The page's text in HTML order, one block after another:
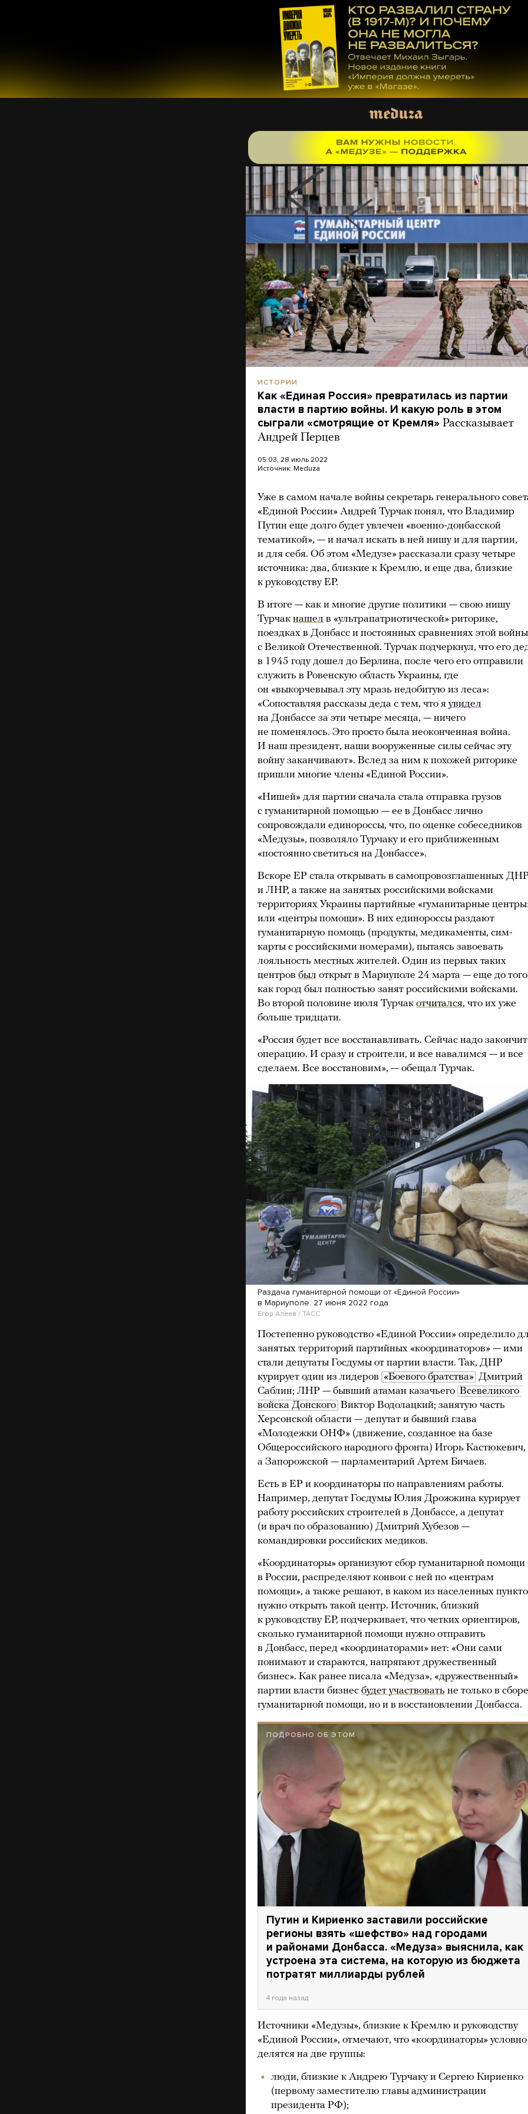
ИСТОРИИ
Как «Единая Россия» превратилась из партии
власти в партию войны. И какую роль в этом
сыграли «смотрящие от Кремля» Рассказывает
Андрей Перцев
05:03, 28 июль 2022
Источник: Meduza
Уже в самом начале войны секретарь генерального
«Единой России» Андрей Турчак понял, что Владимир
Путин еще долго будет увлечен «военно-донбасской
тематикой», — и начал искать в ней нишу и для партии,
и для себя. Об этом «Медузе» рассказали сразу четыре
источника: два, близкие к Кремлю, и еще два, близкие
к руководству ЕР.
В итоге — как и многие другие политики — свою нишу
Турчак нашел в «ультрапатриотической» риторике,
поездках в Донбасс и постоянных сравнениях этой войны
с Великой Отечественной. Турчак подчеркнул, что его
в 1945 году дошел до Берлина, после чего его отправили
служить в Ровенскую область Украины, где
он «выкорчевывал эту мразь недобитую из леса»:
«Сопоставляя рассказы деда с тем, что я увидел
на Донбассе за эти четыре месяца, — ничего
не поменялось. Это просто была неоконченная война.
И наш президент, наши вооруженные силы сейчас эту
войну заканчивают». Вслед за ним к похожей риторике
пришли многие члены «Единой России».
«Нишей» для партии сначала стала отправка грузов
с гуманитарной помощью — ее в Донбасс лично
сопровождали единороссы, что, по оценке собеседников
«Медузы», позволяло Турчаку и его приближенным
«постоянно светиться на Донбассе».
Вскоре ЕР стала открывать в самопровозглашенных
и ЛНР, а также на занятых российскими войсками
территориях Украины партийные «гуманитарные
или «центры помощи». В них единороссы раздают
гуманитарную помощь (продукты, медикаменты, сим-
карты с российскими номерами), пытаясь завоевать
лояльность местных жителей. Один из первых таких
центров был открыт в Мариуполе 24 марта — еще до
как город был полностью занят российскими войсками.
Во второй половине июля Турчак отчитался, что их уже
больше тридцати.
«Россия будет все восстанавливать. Сейчас надо
операцию. И сразу и строители, и все навалимся — и все
сделаем. Все восстановим», — обещал Турчак.
Раздача гуманитарной помощи от «Единой России»
в Мариуполе. 27 июня 2022 года
Егор Алеев / ТАСС
Постепенно руководство «Единой России» определило
занятых территорий партийных «координаторов» — ими
стали депутаты Госдумы от партии власти. Так, ДНР
курирует один из лидеров «Боевого братства» Дмитрий
Саблин; ЛНР — бывший атаман казачьего Всевеликого
войска Донского Виктор Водолацкий; занятую часть
Херсонской области — депутат и бывший глава
«Молодежки ОНФ» (движение, созданное на базе
Общероссийского народного фронта) Игорь Кастюкевич,
а Запорожской — парламентарий Артем Бичаев.
Есть в ЕР и координаторы по направлениям работы.
Например, депутат Госдумы Юлия Дрожжина курирует
работу российских строителей в Донбассе, а депутат
(и врач по образованию) Дмитрий Хубезов —
командировки российских медиков.
«Координаторы» организуют сбор гуманитарной помощи
в России, распределяют конвои с ней по «центрам
помощи», а также решают, в каком из населенных
нужно открыть такой центр. Источник, близкий
к руководству ЕР, подчеркивает, что четких ориентиров,
сколько гуманитарной помощи нужно отправить
в Донбасс, перед «координаторами» нет: «Они сами
понимают и стараются, напрягают дружественный
бизнес». Как ранее писала «Медуза», «дружественный»
партии власти бизнес будет участвовать не только в сборе
гуманитарной помощи, но и в восстановлении Донбасса.
ПОДРОБНО ОБ ЭТОМ
Путин и Кириенко заставили российские
регионы взять «шефство» над городами
и районами Донбасса. «Медуза» выяснила, как
устроена эта система, на которую из бюджета
потратят миллиарды рублей
4 года назад
Источники «Медузы», близкие к Кремлю и руководству
«Единой России», отмечают, что «координаторы» условно
делятся на две группы:
люди, близкие к Андрею Турчаку и Сергею Кириенко
(первому заместителю главы администрации
президента РФ);